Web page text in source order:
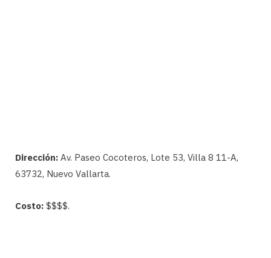
Dirección: Av. Paseo Cocoteros, Lote 53, Villa 8 11-A,
63732, Nuevo Vallarta.
Costo: $$$$.